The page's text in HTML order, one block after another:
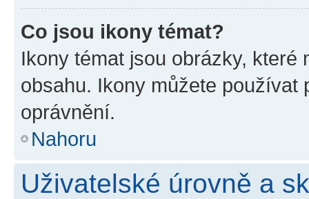
Co jsou ikony témat?
Ikony témat jsou obrázky,
obsahu. Ikony můžete používat
oprávnění.
Nahoru
Uživatelské úrovně a